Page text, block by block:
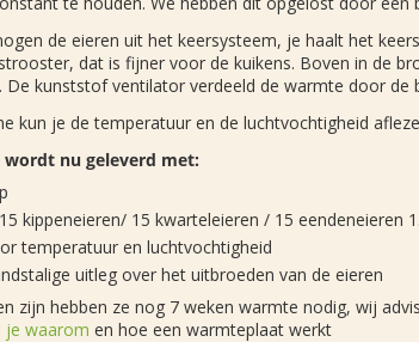
de eieren uit het keersysteem, je haalt het
dat is fijner voor de kuikens. Boven in de
De kunststof ventilator verdeeld de warmte door de
kun je de temperatuur en de luchtvochtigheid
wordt nu geleverd met:
kippeneieren/ 15 kwarteleieren / 15 eendeneieren
temperatuur en luchtvochtigheid
uitleg over het uitbroeden van de eieren
zijn hebben ze nog 7 weken warmte nodig, wij
je waarom en hoe een warmteplaat werkt